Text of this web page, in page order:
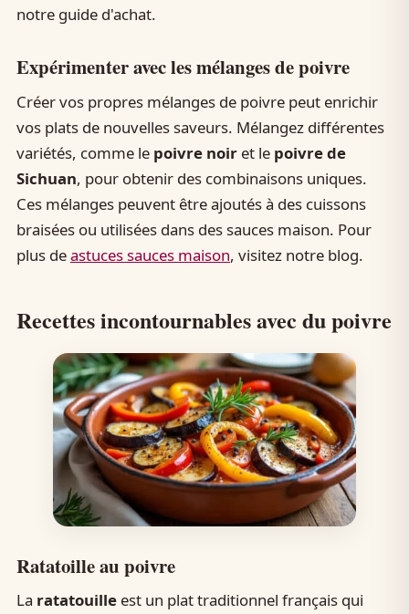
notre guide d'achat.
Expérimenter avec les mélanges de poivre
Créer vos propres mélanges de poivre peut enrichir
vos plats de nouvelles saveurs. Mélangez différentes
variétés, comme le poivre noiret le poivre de
Sichuan, pour obtenir des combinaisons uniques.
Ces mélanges peuvent être ajoutés à des cuissons
braisées ou utilisées dans des sauces maison. Pour
plus deastuces sauces maison, visitez notre blog.
Recettes incontournables avec du poivre
Ratatoille au poivre
La ratatouilleest un plat traditionnel français qui